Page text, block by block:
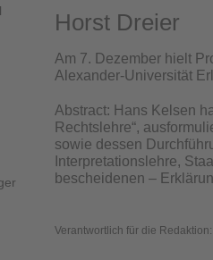
Horst Dreier
Am 7. Dezember hielt
Alexander-Universität
Abstract: Hans Kelsen
Rechtslehre“,
sowie dessen
Interpretationslehre,
bescheidenen –
Verantwortlich für die Redaktion: